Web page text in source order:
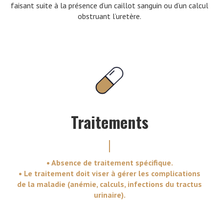
faisant suite à la présence d’un caillot sanguin ou d’un calcul
obstruant l’uretère.
Traitements
• Absence de traitement spécifique.
• Le traitement doit viser à gérer les complications
de la maladie (anémie, calculs, infections du tractus
urinaire).